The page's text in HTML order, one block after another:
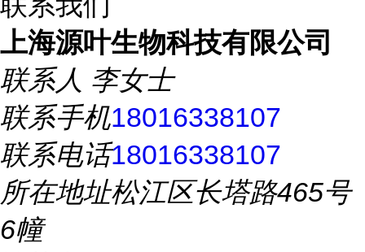
上海源叶生物科技有限公司
联系人 李女士
联系手机18016338107
联系电话18016338107
所在地址松江区长塔路465号
6幢